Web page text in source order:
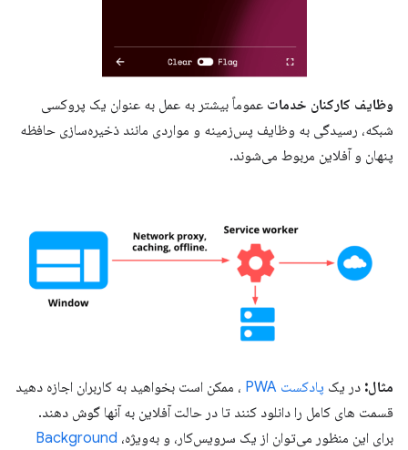
وظایف کارکنان خدمات عموماً بیشتر به عمل به عنوان یک پروکسی
شبکه، رسیدگی به وظایف پس‌زمینه و مواردی مانند ذخیره‌سازی حافظه
پنهان و آفلاین مربوط می‌شوند.
مثال: در یک پادکست PWA
، ممکن است بخواهید به کاربران اجازه دهید
قسمت های کامل را دانلود کنند تا در حالت آفلاین به آنها گوش دهند.
برای این منظور می‌توان از یک سرویس‌کار، و به‌ویژه، Background